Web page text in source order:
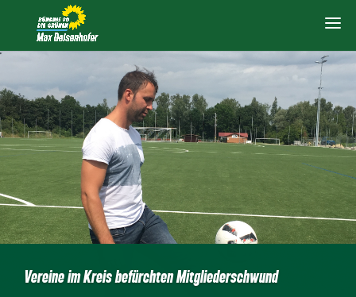
Vereine im Kreis befürchten Mitgliederschwund